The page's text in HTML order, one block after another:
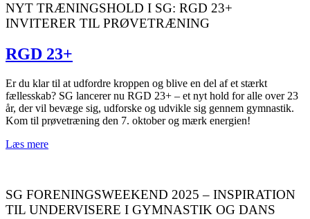
NYT TRÆNINGSHOLD I SG: RGD 23+
INVITERER TIL PRØVETRÆNING
RGD 23+
Er du klar til at udfordre kroppen og blive en del af et stærkt
fællesskab? SG lancerer nu RGD 23+ – et nyt hold for alle over 23
år, der vil bevæge sig, udforske og udvikle sig gennem gymnastik.
Kom til prøvetræning den 7. oktober og mærk energien!
Læs mere
SG FORENINGSWEEKEND 2025 – INSPIRATION
TIL UNDERVISERE I GYMNASTIK OG DANS